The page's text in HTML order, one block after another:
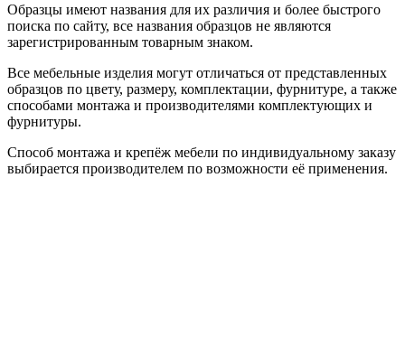
Образцы имеют названия для их различия и более быстрого
поиска по сайту, все названия образцов не являются
зарегистрированным товарным знаком.
Все мебельные изделия могут отличаться от представленных
образцов по цвету, размеру, комплектации, фурнитуре, а также
способами монтажа и производителями комплектующих и
фурнитуры.
Способ монтажа и крепёж мебели по индивидуальному заказу
выбирается производителем по возможности её применения.